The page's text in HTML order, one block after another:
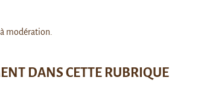
modération.
DANS CETTE RUBRIQUE